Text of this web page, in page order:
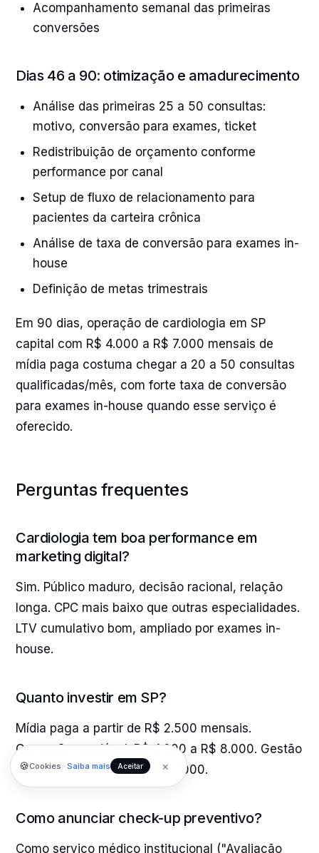
Acompanhamento semanal das primeiras
conversões
Dias 46 a 90: otimização e amadurecimento
Análise das primeiras 25 a 50 consultas:
motivo, conversão para exames, ticket
Redistribuição de orçamento conforme
performance por canal
Setup de fluxo de relacionamento para
pacientes da carteira crônica
Análise de taxa de conversão para exames in-
house
Definição de metas trimestrais
Em 90 dias, operação de cardiologia em SP
capital com R$ 4.000 a R$ 7.000 mensais de
mídia paga costuma chegar a 20 a 50 consultas
qualificadas/mês, com forte taxa de conversão
para exames in-house quando esse serviço é
oferecido.
Perguntas frequentes
Cardiologia tem boa performance em
marketing digital?
Sim. Público maduro, decisão racional, relação
longa. CPC mais baixo que outras especialidades.
LTV cumulativo bom, ampliado por exames in-
house.
Quanto investir em SP?
Mídia paga a partir de R$ 2.500 mensais.
Operação saudável: R$ 4.000 a R$ 8.000. Gestão
de agência: R$ 3.000 a R$ 7.000.
Como anunciar check-up preventivo?
Como serviço médico institucional ("Avaliação
🍪Cookies ·Saiba mais Aceitar ×